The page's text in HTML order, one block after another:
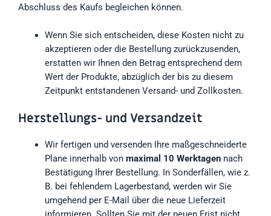
Abschluss des Kaufs begleichen können.
Wenn Sie sich entscheiden, diese Kosten nicht zu
akzeptieren oder die Bestellung zurückzusenden,
erstatten wir Ihnen den Betrag entsprechend dem
Wert der Produkte, abzüglich der bis zu diesem
Zeitpunkt entstandenen Versand- und Zollkosten.
Herstellungs- und Versandzeit
Wir fertigen und versenden Ihre maßgeschneiderte
Plane innerhalb von maximal 10 Werktagennach
Bestätigung Ihrer Bestellung. In Sonderfällen, wie z.
B. bei fehlendem Lagerbestand, werden wir Sie
umgehend per E-Mail über die neue Lieferzeit